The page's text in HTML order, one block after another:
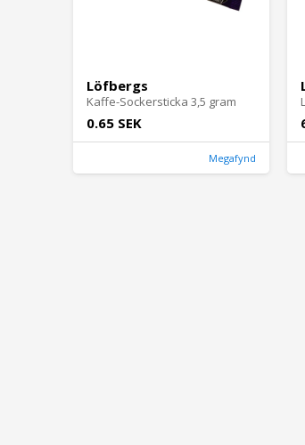
Löfbergs
Kaffe-Sockersticka 3,5 gram
0.65 SEK
Megafynd